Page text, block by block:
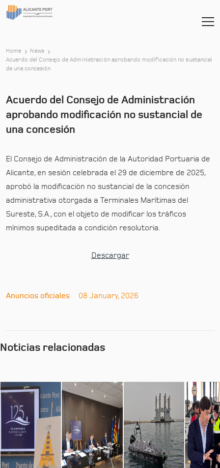
Home
News
Acuerdo del Consejo de Administración aprobando modificación no sustancial
de una concesión
-
Acuerdo del Consejo de Administración
aprobando modificación no sustancial de
una concesión
El Consejo de Administración de la Autoridad Portuaria de
Alicante, en sesión celebrada el 29 de diciembre de 2025,
aprobó la modificación no sustancial de la concesión
administrativa otorgada a Terminales Marítimas del
Sureste, S.A., con el objeto de modificar los tráficos
mínimos supeditada a condición resolutoria.
Descargar
Anuncios oficiales 08 January, 2026
Noticias relacionadas